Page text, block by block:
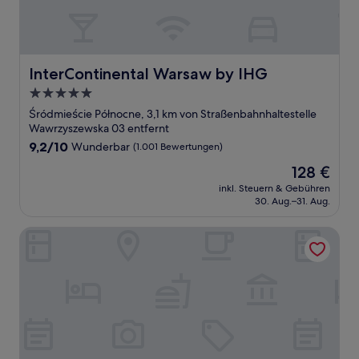
InterContinental Warsaw by IHG
InterContinental Warsaw by IHG
5.0-
Sterne-
Unterkunft
Śródmieście Północne, 3,1 km von Straßenbahnhaltestelle
Wawrzyszewska 03 entfernt
9.2
9,2/10 Wunderbar (1.001 Bewertungen)
Der
Preis
beträgt
128 €
inkl. Steuern & Gebühren
30. Aug.–31. Aug.